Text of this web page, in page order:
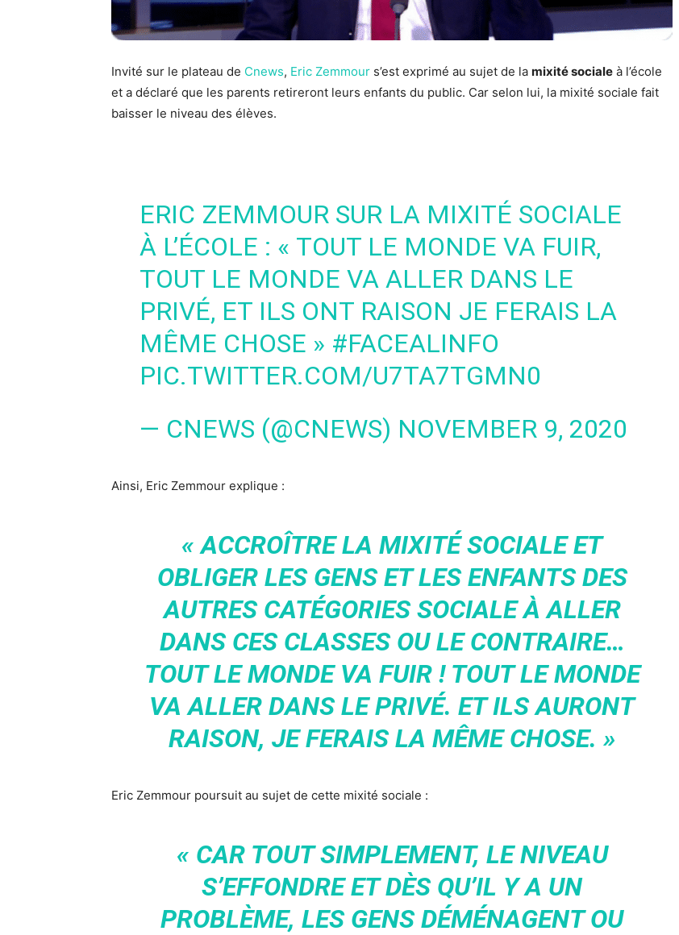
Invité sur le plateau de Cnews, Eric Zemmour s’est exprimé au sujet de la mixité sociale à l’école
et a déclaré que les parents retireront leurs enfants du public. Car selon lui, la mixité sociale fait
baisser le niveau des élèves.
ERIC ZEMMOUR SUR LA MIXITÉ SOCIALE
À L’ÉCOLE : « TOUT LE MONDE VA FUIR,
TOUT LE MONDE VA ALLER DANS LE
PRIVÉ, ET ILS ONT RAISON JE FERAIS LA
MÊME CHOSE » #FACEALINFO
PIC.TWITTER.COM/U7TA7TGMN0
— CNEWS (@CNEWS) NOVEMBER 9, 2020
Ainsi, Eric Zemmour explique :
« ACCROÎTRE LA MIXITÉ SOCIALE ET
OBLIGER LES GENS ET LES ENFANTS DES
AUTRES CATÉGORIES SOCIALE À ALLER
DANS CES CLASSES OU LE CONTRAIRE…
TOUT LE MONDE VA FUIR ! TOUT LE MONDE
VA ALLER DANS LE PRIVÉ. ET ILS AURONT
RAISON, JE FERAIS LA MÊME CHOSE. »
Eric Zemmour poursuit au sujet de cette mixité sociale :
« CAR TOUT SIMPLEMENT, LE NIVEAU
S’EFFONDRE ET DÈS QU’IL Y A UN
PROBLÈME, LES GENS DÉMÉNAGENT OU